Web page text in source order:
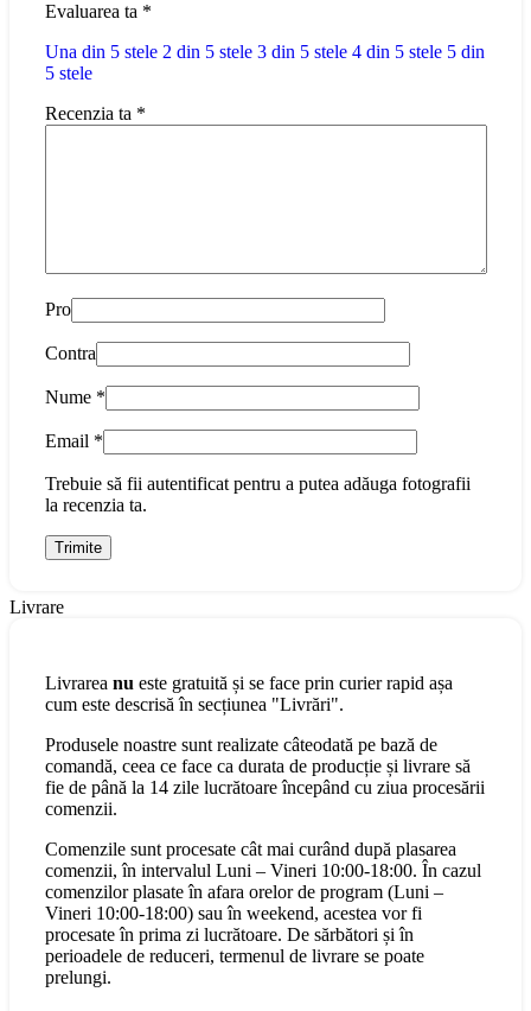
Evaluarea ta *
Una din 5 stele 2 din 5 stele 3 din 5 stele 4 din 5 stele 5 din
5 stele
Recenzia ta *
Pro
Contra
Nume *
Email *
Trebuie să fii autentificat pentru a putea adăuga fotografii
la recenzia ta.
Livrare
Livrarea nu este gratuită și se face prin curier rapid așa
cum este descrisă în secțiunea "Livrări".
Produsele noastre sunt realizate câteodată pe bază de
comandă, ceea ce face ca durata de producție și livrare să
fie de până la 14 zile lucrătoare începând cu ziua procesării
comenzii.
Comenzile sunt procesate cât mai curând după plasarea
comenzii, în intervalul Luni – Vineri 10:00-18:00. În cazul
comenzilor plasate în afara orelor de program (Luni –
Vineri 10:00-18:00) sau în weekend, acestea vor fi
procesate în prima zi lucrătoare. De sărbători și în
perioadele de reduceri, termenul de livrare se poate
prelungi.